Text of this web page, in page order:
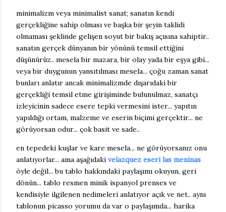
minimalizm veya minimalist sanat; sanatın kendi
gerçekliğine sahip olması ve başka bir şeyin taklidi
olmaması şeklinde gelişen soyut bir bakış açısına sahiptir..
sanatın gerçek dünyanın bir yönünü temsil ettiğini
düşünürüz.. mesela bir mazara, bir olay yada bir eşya gibi...
veya bir duygunun yansıtılması mesela... çoğu zaman sanat
bunları anlatır ancak minimalizmde dışarıdaki bir
gerçekliği temsil etme girişiminde bulunulmaz, sanatçı
izleyicinin sadece esere tepki vermesini ister... yapıtın
yapıldığı ortam, malzeme ve eserin biçimi gerçektir... ne
görüyorsan odur... çok basit ve sade..
en tepedeki kuşlar ve kare mesela... ne görüyorsanız onu
anlatıyorlar... ama aşağıdaki velazquez eseri las meninas
öyle değil... bu tablo hakkındaki paylaşımı okuyun, geri
dönün... tablo resmen minik ispanyol prenses ve
kendisiyle ilgilenen nedimeleri anlatıyor açık ve net.. aynı
tablonun picasso yorumu da var o paylaşımda... harika